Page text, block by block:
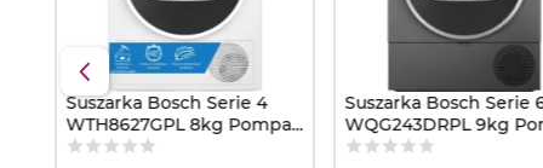
Suszarka Bosch Serie 4
WTH8627GPL 8kg Pompa
ciepła AutoDry
Suszarka Bosch Serie
WQG243DRPL 9kg
ciepła AutoDry